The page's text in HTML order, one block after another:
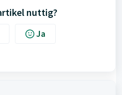
nuttig?
Ja